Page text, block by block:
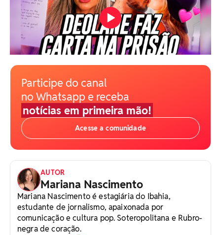
Participe do canal
no Whatsapp e receba
notícias em primeira mão!
Acesse a comunidade
AUTOR
Mariana Nascimento
Mariana Nascimento é estagiária do Ibahia,
estudante de jornalismo, apaixonada por
comunicação e cultura pop. Soteropolitana e Rubro-
negra de coração.